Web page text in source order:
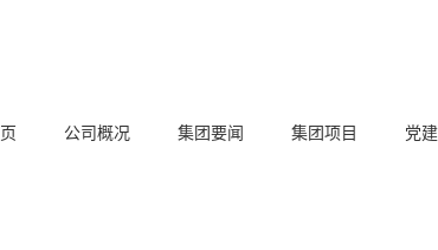
公司概况 集团要闻 集团项目 党